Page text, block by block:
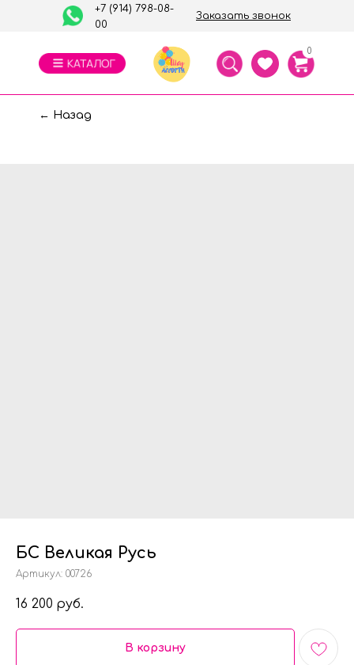
Заказать звонок
+7 (914) 798-08-
00
0
← Назад
БС Великая Русь
Артикул: 00726
16 200 руб.
В корзину